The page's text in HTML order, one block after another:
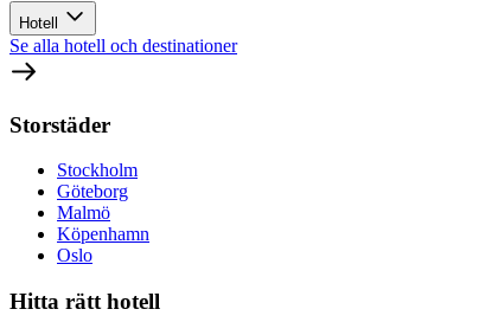
Hotell
Se alla hotell och destinationer
Storstäder
Stockholm
Göteborg
Malmö
Köpenhamn
Oslo
Hitta rätt hotell